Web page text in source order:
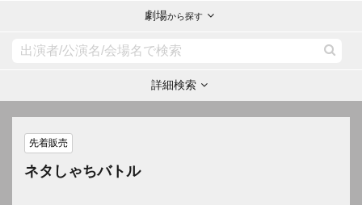
劇場から探す
詳細検索
先着販売
ネタしゃちバトル